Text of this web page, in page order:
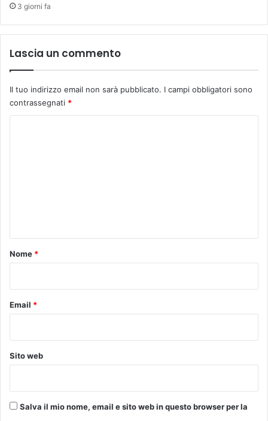
3 giorni fa
Lascia un commento
Il tuo indirizzo email non sarà pubblicato. I campi obbligatori sono
contrassegnati *
o
Nome *
Email *
Sito web
Salva il mio nome, email e sito web in questo browser per la